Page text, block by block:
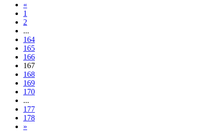
«
1
2
...
164
165
166
167
168
169
170
...
177
178
»